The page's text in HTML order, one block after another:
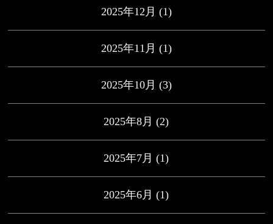
2025年12月 (1)
2025年11月 (1)
2025年10月 (3)
2025年8月 (2)
2025年7月 (1)
2025年6月 (1)